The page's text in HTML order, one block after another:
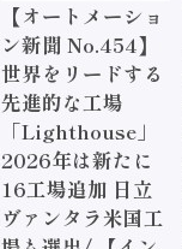
【オートメーショ
ン新聞 No.454】
世界をリードする
先進的な工場
「Lighthouse」
2026年は新たに
16工場追加 日立
ヴァンタラ米国工